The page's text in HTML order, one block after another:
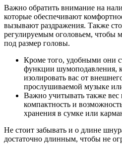
Важно обратить внимание на
которые обеспечивают
вызывают раздражения. Также
регулируемым оголовьем, чтобы
под размер головы.
Кроме того, удобными они
функции шумоподавления,
изолировать вас от
прослушиваемой музыке
Важно учитывать также
компактность и
хранения в сумке или
Не стоит забывать и о длине
достаточно длинным, чтобы не